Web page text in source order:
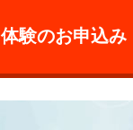
体験のお申込み